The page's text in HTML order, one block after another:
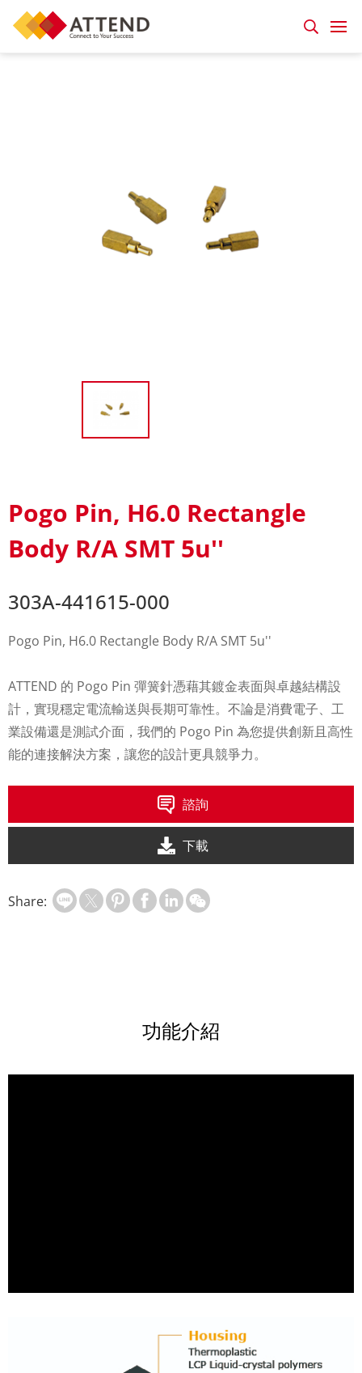
Pogo Pin, H6.0 Rectangle
Body R/A SMT 5u''
303A-441615-000
Pogo Pin, H6.0 Rectangle Body R/A SMT 5u''
ATTEND 的 Pogo Pin 彈簧針憑藉其鍍金表面與卓越結構設
計，實現穩定電流輸送與長期可靠性。不論是消費電子、工
業設備還是測試介面，我們的 Pogo Pin 為您提供創新且高性
能的連接解決方案，讓您的設計更具競爭力。
諮詢
下載
Share:
功能介紹